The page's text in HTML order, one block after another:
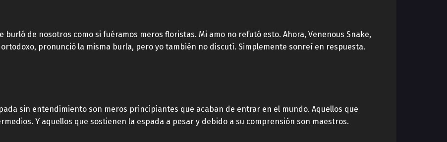
burló de nosotros como si fuéramos meros floristas. Mi amo no refutó esto. Ahora, Venenous Snake,
pronunció la misma burla, pero yo también no discutí. Simplemente sonreí en respuesta.
sin entendimiento son meros principiantes que acaban de entrar en el mundo. Aquellos que
Y aquellos que sostienen la espada a pesar y debido a su comprensión son maestros.